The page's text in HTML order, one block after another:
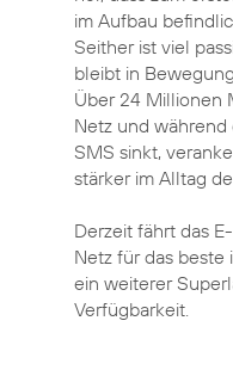
im Aufbau
Seither ist viel
bleibt in
Über 24 Millionen
Netz und
SMS sinkt,
stärker im Alltag
Derzeit fährt das
Netz für das
ein weiterer
Verfügbarkeit.